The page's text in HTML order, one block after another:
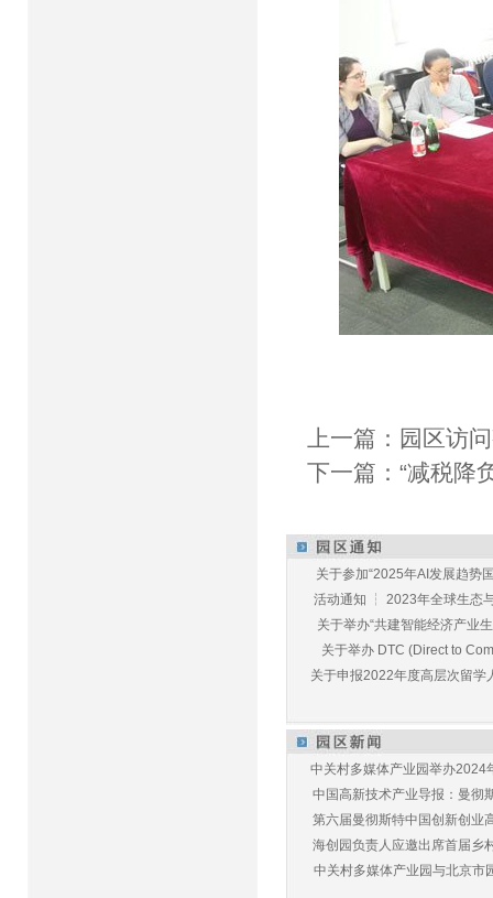
上一篇： 园区访
下一篇：“减税降
关于参加“2025年AI发展趋势
活动通知 ┆ 2023年全球生态
关于举办“共建智能经济产业
关于举办 DTC (Direct to
关于申报2022年度高层次留学
中关村多媒体产业园举办2024
中国高新技术产业导报：曼彻
第六届曼彻斯特中国创新创业
海创园负责人应邀出席首届乡
中关村多媒体产业园与北京市